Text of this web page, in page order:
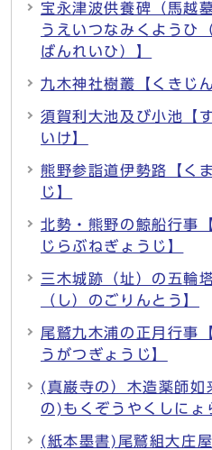
宝永津波供養碑（馬越
うえいつなみくようひ
ばんれいひ）】
九木神社樹叢【くきじ
須賀利大池及び小池【
いけ】
熊野参詣道伊勢路【く
じ】
北勢・熊野の鯨船行事
じらぶねぎょうじ】
三木城跡（址）の五輪
（し）のごりんとう】
尾鷲九木浦の正月行事
うがつぎょうじ】
(真巌寺の）木造薬師如
の)もくぞうやくしにょ
(紙本墨書)尾鷲組大庄